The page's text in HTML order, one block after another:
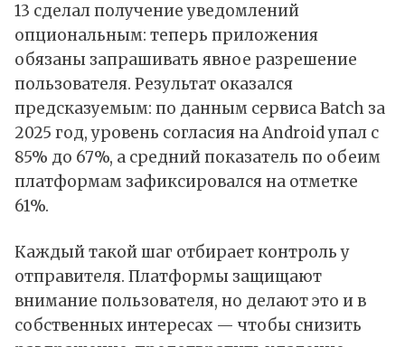
13 сделал получение уведомлений
опциональным: теперь приложения
обязаны запрашивать явное разрешение
пользователя. Результат оказался
предсказуемым: по данным сервиса Batch за
2025 год, уровень согласия на Android упал с
85% до 67%, а средний показатель по обеим
платформам зафиксировался на отметке
61%.
Каждый такой шаг отбирает контроль у
отправителя. Платформы защищают
внимание пользователя, но делают это и в
собственных интересах — чтобы снизить